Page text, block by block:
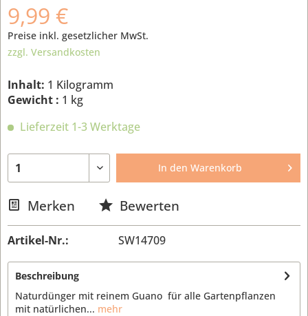
9,99 €
Preise inkl. gesetzlicher MwSt.
zzgl. Versandkosten
Inhalt: 1 Kilogramm
Gewicht : 1 kg
Lieferzeit 1-3 Werktage
In den Warenkorb
Merken Bewerten
Artikel-Nr.: SW14709
Beschreibung
Naturdünger mit reinem Guano für alle Gartenpflanzen
mit natürlichen... mehr